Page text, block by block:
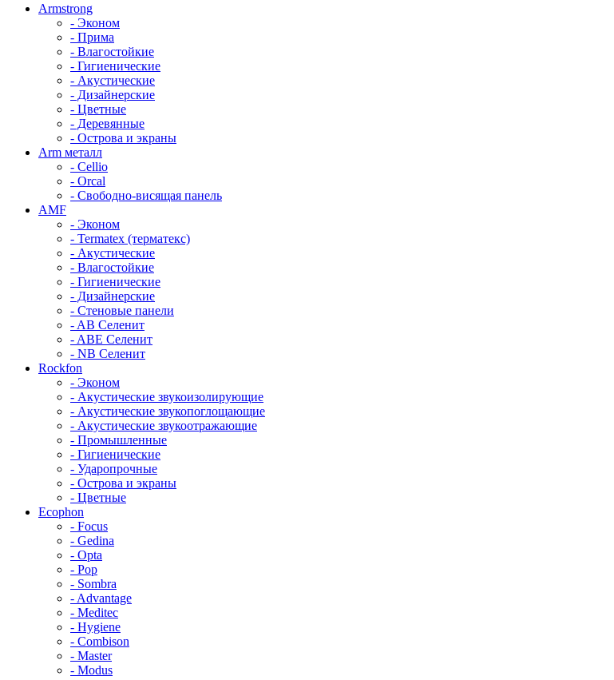
Armstrong
- Эконом
- Прима
- Влагостойкие
- Гигиенические
- Акустические
- Дизайнерские
- Цветные
- Деревянные
- Острова и экраны
Arm металл
- Cellio
- Orcal
- Свободно-висящая панель
AMF
- Эконом
- Termatex (терматекс)
- Акустические
- Влагостойкие
- Гигиенические
- Дизайнерские
- Стеновые панели
- AB Селенит
- ABE Селенит
- NB Селенит
Rockfon
- Эконом
- Акустические звукоизолирующие
- Акустические звукопоглощающие
- Акустические звукоотражающие
- Промышленные
- Гигиенические
- Ударопрочные
- Острова и экраны
- Цветные
Ecophon
- Focus
- Gedina
- Opta
- Pop
- Sombra
- Advantage
- Meditec
- Hygiene
- Combison
- Master
- Modus